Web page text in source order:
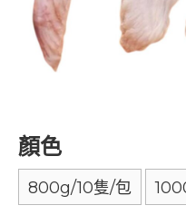
顏色
800g/10隻/包